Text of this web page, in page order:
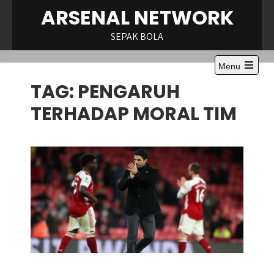
ARSENAL NETWORK
SEPAK BOLA
Menu
TAG: PENGARUH
TERHADAP MORAL TIM